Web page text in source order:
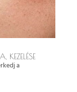
KEZELÉSE
a